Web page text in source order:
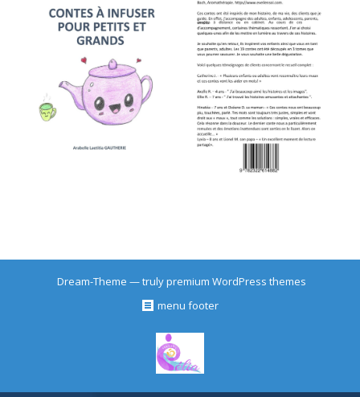
Dream-Theme — trulypremium WordPress themes
menu footer